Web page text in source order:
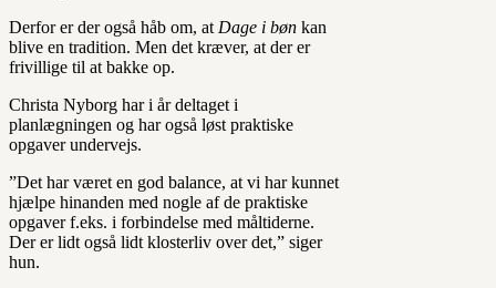
Derfor er der også håb om, at Dage i bøn kan
blive en tradition. Men det kræver, at der er
frivillige til at bakke op.
Christa Nyborg har i år deltaget i
planlægningen og har også løst praktiske
opgaver undervejs.
”Det har været en god balance, at vi har kunnet
hjælpe hinanden med nogle af de praktiske
opgaver f.eks. i forbindelse med måltiderne.
Der er lidt også lidt klosterliv over det,” siger
hun.